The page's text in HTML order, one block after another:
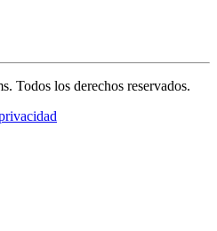
Todos los derechos reservados.